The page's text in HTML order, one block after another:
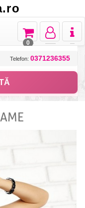
Toggle
Toggle
navigation
Toggle
navigation
0
Telefon: 0371236355